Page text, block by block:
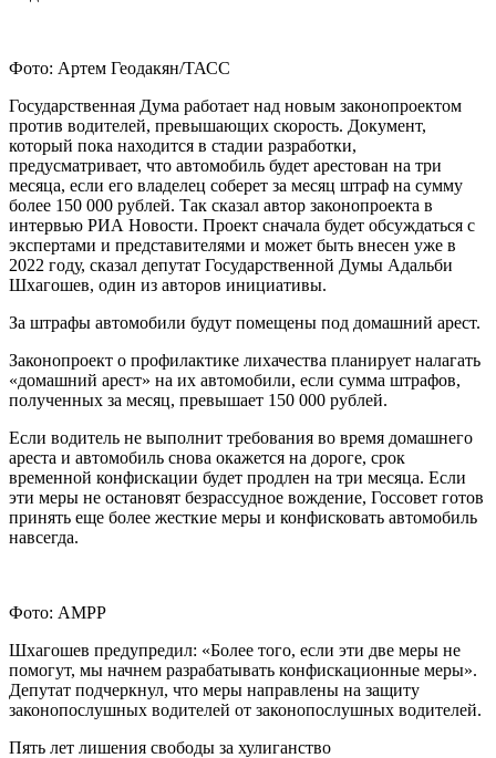
Фото: Артем Геодакян/ТАСС
Государственная Дума работает над новым законопроектом
против водителей, превышающих скорость. Документ,
который пока находится в стадии разработки,
предусматривает, что автомобиль будет арестован на три
месяца, если его владелец соберет за месяц штраф на сумму
более 150 000 рублей. Так сказал автор законопроекта в
интервью РИА Новости. Проект сначала будет обсуждаться с
экспертами и представителями и может быть внесен уже в
2022 году, сказал депутат Государственной Думы Адальби
Шхагошев, один из авторов инициативы.
За штрафы автомобили будут помещены под домашний арест.
Законопроект о профилактике лихачества планирует налагать
«домашний арест» на их автомобили, если сумма штрафов,
полученных за месяц, превышает 150 000 рублей.
Если водитель не выполнит требования во время домашнего
ареста и автомобиль снова окажется на дороге, срок
временной конфискации будет продлен на три месяца. Если
эти меры не остановят безрассудное вождение, Госсовет готов
принять еще более жесткие меры и конфисковать автомобиль
навсегда.
Фото: AMPP
Шхагошев предупредил: «Более того, если эти две меры не
помогут, мы начнем разрабатывать конфискационные меры».
Депутат подчеркнул, что меры направлены на защиту
законопослушных водителей от законопослушных водителей.
Пять лет лишения свободы за хулиганство